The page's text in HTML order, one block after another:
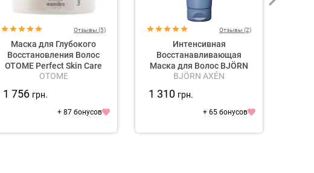
Отзывы (5)
Маска для Глубокого
Восстановления Волос
OTOME Perfect Skin Care
Deep Moist Hair Mask
OTOME
1 756 грн.
+ 87 бонусов
Отзывы (2)
Интенсивная
Восстанавливающая
Маска для Волос BJÖRN
AXÉN Deep Conditioning
BJÖRN AXÉN
1 310 грн.
+ 65 бонусов